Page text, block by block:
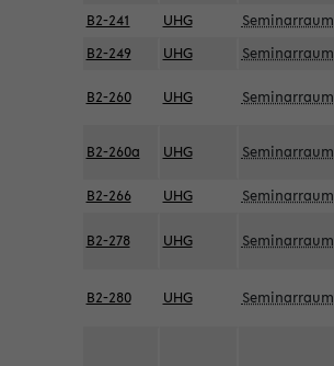
B2-241
UHG Seminarraum
B2-249
UHG Seminarraum
B2-260 UHG Seminarraum
B2-260a UHG Seminarraum
B2-266 UHG Seminarraum
B2-278 UHG Seminarraum
B2-280 UHG Seminarraum